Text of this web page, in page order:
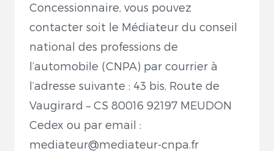
Concessionnaire, vous pouvez
contacter soit le Médiateur du conseil
national des professions de
l’automobile (CNPA) par courrier à
l’adresse suivante : 43 bis, Route de
Vaugirard – CS 80016 92197 MEUDON
Cedex ou par email :
mediateur@mediateur-cnpa.fr